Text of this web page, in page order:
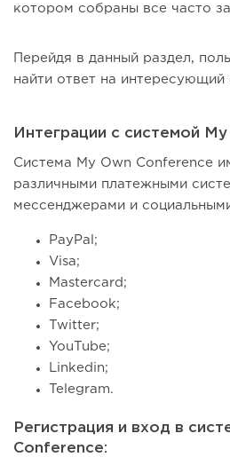
котором собраны все часто
Перейдя в данный раздел,
найти ответ на интересующий
Интеграции с системой
Система My Own Conference
различными платежными
мессенджерами и
PayPal;
Visa;
Mastercard;
Facebook;
Twitter;
YouTube;
Linkedin;
Telegram.
Регистрация и вход в
Conference: